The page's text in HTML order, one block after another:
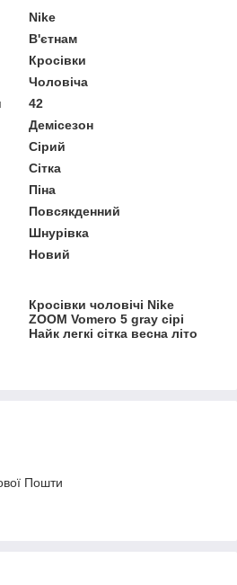
Nike
В'єтнам
Кросівки
Чоловіча
42
Демісезон
Сірий
Сітка
Піна
Повсякденний
Шнурівка
Новий
Кросівки чоловічі Nike
ZOOM Vomero 5 gray сірі
Найк легкі сітка весна літо
Пошти